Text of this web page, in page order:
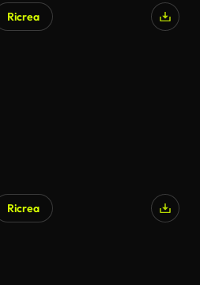
Ricrea
Ricrea